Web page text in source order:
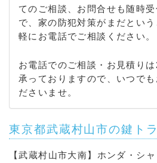
てのご相談、お問合せも随時
で、家の防犯対策がまだとい
軽にお電話でご相談ください。
お電話でのご相談・お見積り
承っておりますので、いつで
ださいませ。
東京都武蔵村山市の鍵ト
【武蔵村山市大南】ホンダ・シ